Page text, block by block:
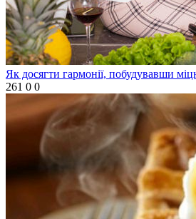
Як досягти гармонії, побудувавши
261 0 0